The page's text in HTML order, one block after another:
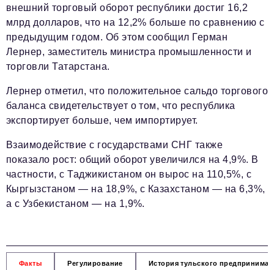
Отдел распространения/редакционная подписка
podpiska@business-magazine.online
Отдел по работе с партнерами
partner@business-magazine.online
внешний торговый оборот республики достиг 16,2
млрд долларов, что на 12,2% больше по сравнению с
предыдущим годом. Об этом сообщил Герман
Лернер, заместитель министра промышленности и
торговли Татарстана.
Лернер отметил, что положительное сальдо торгового
баланса свидетельствует о том, что республика
экспортирует больше, чем импортирует.
Взаимодействие с государствами СНГ также
показало рост: общий оборот увеличился на 4,9%. В
частности, с Таджикистаном он вырос на 110,5%, с
Кыргызстаном — на 18,9%, с Казахстаном — на 6,3%,
а с Узбекистаном — на 1,9%.
Факты Регулирование История тульского